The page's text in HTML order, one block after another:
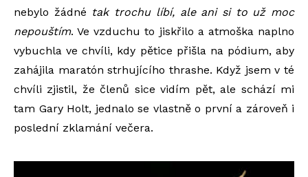
nebylo žádné tak trochu líbí, ale ani si to už moc
nepouštím. Ve vzduchu to jiskřilo a atmoška naplno
vybuchla ve chvíli, kdy pětice přišla na pódium, aby
zahájila maratón strhujícího thrashe. Když jsem v té
chvíli zjistil, že členů sice vidím pět, ale schází mi
tam Gary Holt, jednalo se vlastně o první a zároveň i
poslední zklamání večera.